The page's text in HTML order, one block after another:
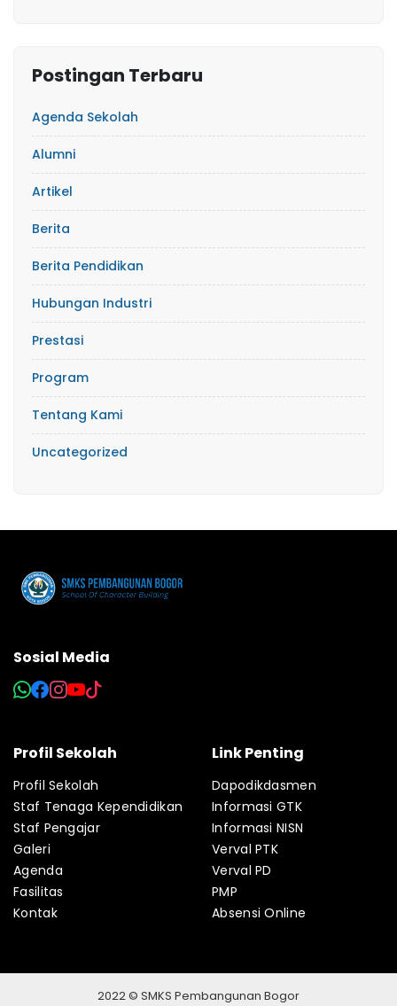
Postingan Terbaru
Agenda Sekolah
Alumni
Artikel
Berita
Berita Pendidikan
Hubungan Industri
Prestasi
Program
Tentang Kami
Uncategorized
Sosial Media
Profil Sekolah
Profil Sekolah
Staf Tenaga Kependidikan
Staf Pengajar
Galeri
Agenda
Fasilitas
Kontak
Link Penting
Dapodikdasmen
Informasi GTK
Informasi NISN
Verval PTK
Verval PD
PMP
Absensi Online
2022 © SMKS Pembangunan Bogor